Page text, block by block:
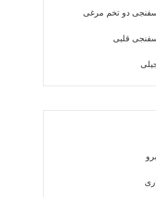
دو تخم مرغی
قلبی